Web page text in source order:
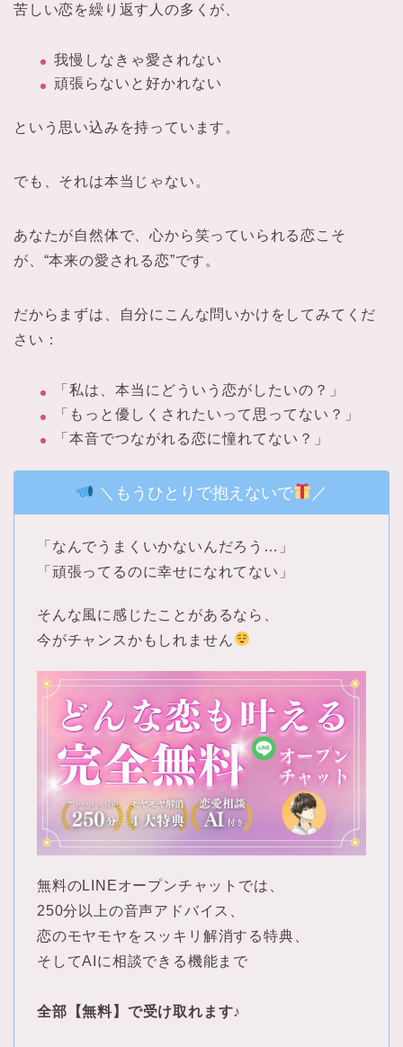
苦しい恋を繰り返す人の多くが、
我慢しなきゃ愛されない
頑張らないと好かれない
という思い込みを持っています。
でも、それは本当じゃない。
あなたが自然体で、心から笑っていられる恋こそ
が、“本来の愛される恋”です。
だからまずは、自分にこんな問いかけをしてみてくだ
さい：
「私は、本当にどういう恋がしたいの？」
「もっと優しくされたいって思ってない？」
「本音でつながれる恋に憧れてない？」
＼もうひとりで抱えないで ／
「なんでうまくいかないんだろう…」
「頑張ってるのに幸せになれてない」
そんな風に感じたことがあるなら、
今がチャンスかもしれません
無料のLINEオープンチャットでは、
250分以上の音声アドバイス、
恋のモヤモヤをスッキリ解消する特典、
そしてAIに相談できる機能まで
全部【無料】で受け取れます♪